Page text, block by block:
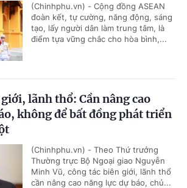
(Chinhphu.vn) - Cộng đồng ASEAN
đoàn kết, tự cường, năng động, sáng
tạo, lấy người dân làm trung tâm, là
điểm tựa vững chắc cho hòa bình,...
lãnh thổ: Cần nâng cao
không để bất đồng phát triển
(Chinhphu.vn) - Theo Thứ trưởng
Thường trực Bộ Ngoại giao Nguyễn
Minh Vũ, công tác biên giới, lãnh thổ
cần nâng cao năng lực dự báo, chủ...